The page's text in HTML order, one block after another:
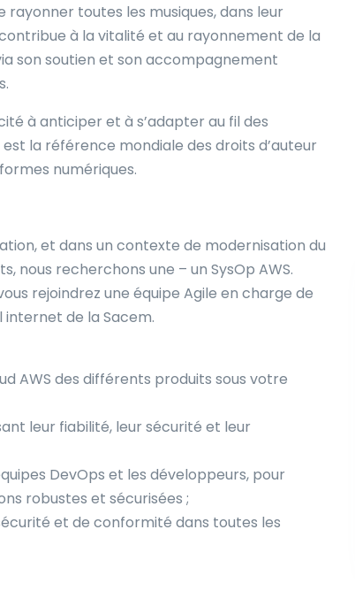
rayonner toutes les musiques, dans leur
à la vitalité et au rayonnement de la
son soutien et son accompagnement
à anticiper et à s’adapter au fil des
la référence mondiale des droits d’auteur
numériques.
et dans un contexte de modernisation du
nous recherchons une – un SysOp AWS.
rejoindrez une équipe Agile en charge de
de la Sacem.
AWS des différents produits sous votre
leur fiabilité, leur sécurité et leur
DevOps et les développeurs, pour
robustes et sécurisées ;
et de conformité dans toutes les